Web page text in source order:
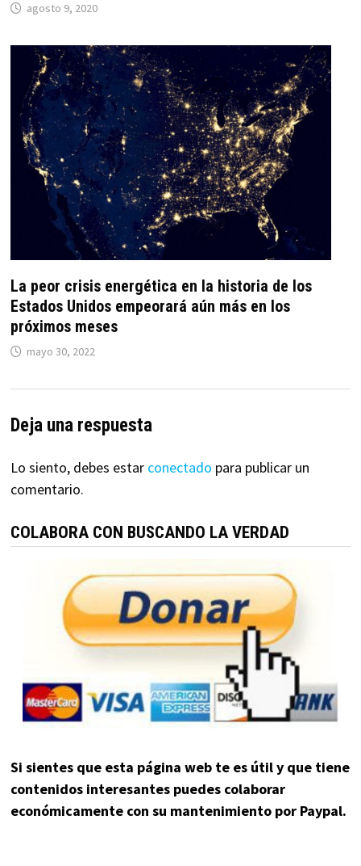
agosto 9, 2020
La peor crisis energética en la historia de los
Estados Unidos empeorará aún más en los
próximos meses
mayo 30, 2022
Deja una respuesta
Lo siento, debes estar conectado para publicar un
comentario.
COLABORA CON BUSCANDO LA VERDAD
Si sientes que esta página web te es útil y que tiene
contenidos interesantes puedes colaborar
económicamente con su mantenimiento por Paypal.